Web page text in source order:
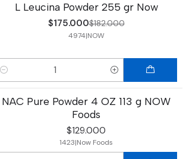
OFF
L Leucina Powder 255 gr Now
$175.000$182.000
4974|NOW
Cantidad
NAC Pure Powder 4 OZ 113 g NOW
Foods
$129.000
1423|Now Foods